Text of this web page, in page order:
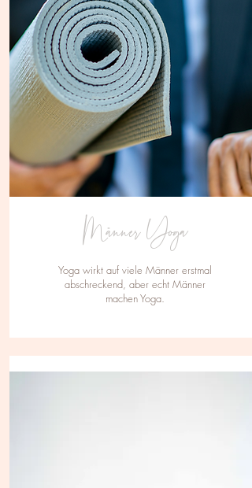
Männer Yoga
Yoga wirkt auf viele Männer erstmal
abschreckend, aber echt Männer
machen Yoga.